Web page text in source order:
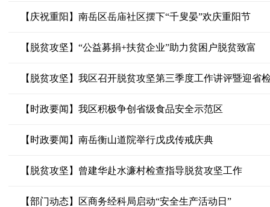
【庆祝重阳】南岳区岳庙社区摆下“千叟晏”欢庆重阳节
【脱贫攻坚】“公益募捐+扶贫企业”助力贫困户脱贫致富
【脱贫攻坚】我区召开脱贫攻坚第三季度工作讲评暨迎省
【时政要闻】我区积极争创省级食品安全示范区
【时政要闻】南岳衡山道院举行戊戌传戒庆典
【脱贫攻坚】曾建华赴水濂村检查指导脱贫攻坚工作
【部门动态】区商务经科局启动“安全生产活动日”